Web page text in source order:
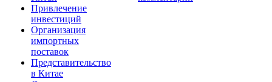
Привлечение
инвестиций
Организация
импортных
поставок
Представительство
в Китае